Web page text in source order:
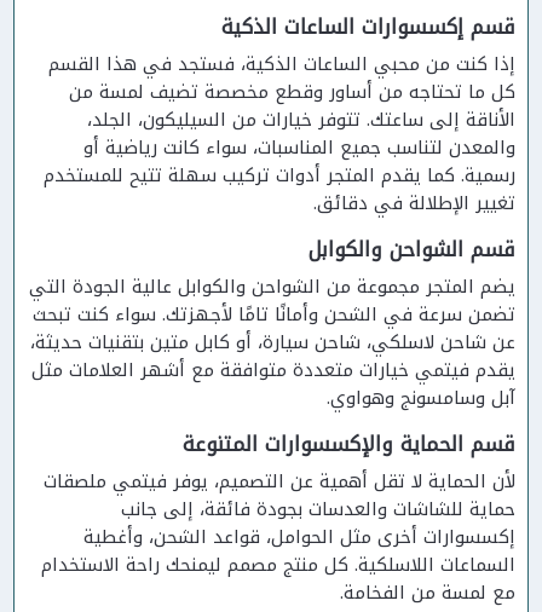
قسم إكسسوارات الساعات الذكية
إذا كنت من محبي الساعات الذكية، فستجد في هذا القسم
كل ما تحتاجه من أساور وقطع مخصصة تضيف لمسة من
الأناقة إلى ساعتك. تتوفر خيارات من السيليكون، الجلد،
والمعدن لتناسب جميع المناسبات، سواء كانت رياضية أو
رسمية. كما يقدم المتجر أدوات تركيب سهلة تتيح للمستخدم
تغيير الإطلالة في دقائق.
قسم الشواحن والكوابل
يضم المتجر مجموعة من الشواحن والكوابل عالية الجودة التي
تضمن سرعة في الشحن وأمانًا تامًا لأجهزتك. سواء كنت تبحث
عن شاحن لاسلكي، شاحن سيارة، أو كابل متين بتقنيات حديثة،
يقدم فيتمي خيارات متعددة متوافقة مع أشهر العلامات مثل
آبل وسامسونج وهواوي.
قسم الحماية والإكسسوارات المتنوعة
لأن الحماية لا تقل أهمية عن التصميم، يوفر فيتمي ملصقات
حماية للشاشات والعدسات بجودة فائقة، إلى جانب
إكسسوارات أخرى مثل الحوامل، قواعد الشحن، وأغطية
السماعات اللاسلكية. كل منتج مصمم ليمنحك راحة الاستخدام
مع لمسة من الفخامة.